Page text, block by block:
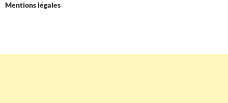
Mentions légales